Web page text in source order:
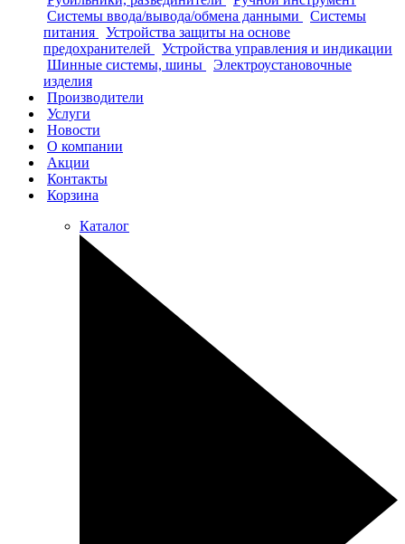
Системы ввода/вывода/обмена данными
Системы
питания
Устройства защиты на основе
предохранителей
Устройства управления и индикации
Шинные системы, шины
Электроустановочные
изделия
Производители
Услуги
Новости
О компании
Акции
Контакты
Корзина
Каталог